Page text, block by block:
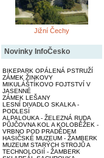
Jižní Čechy
Novinky InfoČesko
BIKEPARK OPÁLENÁ PSTRUŽÍ
ZÁMEK ŽINKOVY
MIKULÁŠTÍKOVO FOJTSTVÍ V
JASENNÉ
ZÁMEK LEŠANY
LESNÍ DIVADLO SKALKA -
PODLESÍ
ALPALOUKA - ŽELEZNÁ RUDA
PŮJČOVNA KOL A KOLOBĚŽEK -
VRBNO POD PRADĚDEM
HASIČSKÉ MUZEUM - ŽAMBERK
MUZEUM STARÝCH STROJŮ A
TECHNOLOGIÍ - ŽAMBERK